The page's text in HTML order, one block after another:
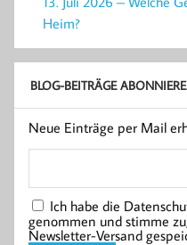
Heim?
BLOG-BEITRÄGE
Neue Einträge per Mail
Ich habe die
genommen und stimme
Newsletter-Versand